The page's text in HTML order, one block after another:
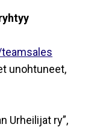
unohtuneet,
Urheilijat ry”,